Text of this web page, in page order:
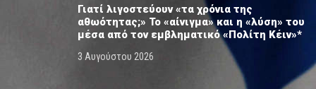
Γιατί λιγοστεύουν «τα χρόνια της
αθωότητας;» Το «αίνιγμα» και η «λύση» του
μέσα από τον εμβληματικό «Πολίτη Κέιν»*
3 Αυγούστου 2026